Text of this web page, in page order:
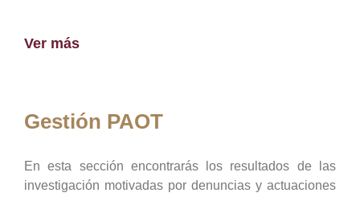
Ver más
Gestión PAOT
En esta sección encontrarás los resultados de las
investigación motivadas por denuncias y actuaciones